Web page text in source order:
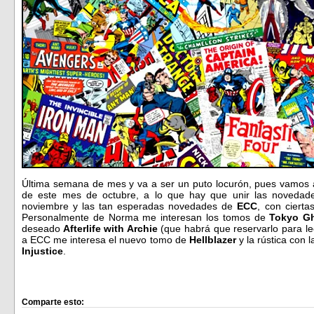
Última semana de mes y va a ser un puto locurón, pues
de este mes de octubre, a lo que hay que unir las
noviembre y las tan esperadas novedades de ECC , con
Personalmente de Norma me interesan los tomos deTokyo
deseado Afterlife with Archie(que habrá que reservarlo para
a ECC me interesa el nuevo tomo de Hellblazery la rústica con
Injustice
Comparte esto: